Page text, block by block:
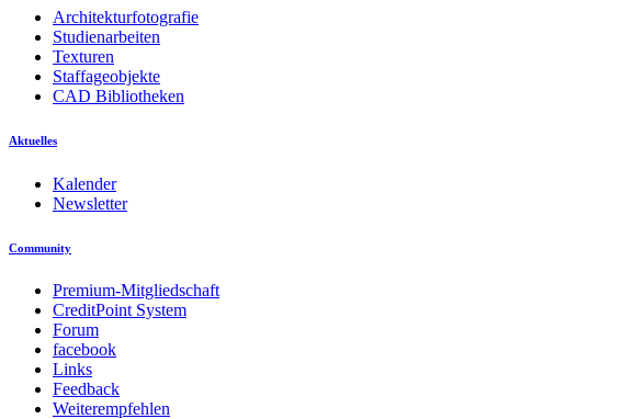
Architekturfotografie
Studienarbeiten
Texturen
Staffageobjekte
CAD Bibliotheken
Aktuelles
Kalender
Newsletter
Community
Premium-Mitgliedschaft
CreditPoint System
Forum
facebook
Links
Feedback
Weiterempfehlen